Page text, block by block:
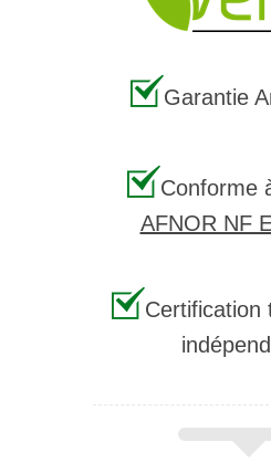
Garantie
Conforme
AFNOR NF
Certification